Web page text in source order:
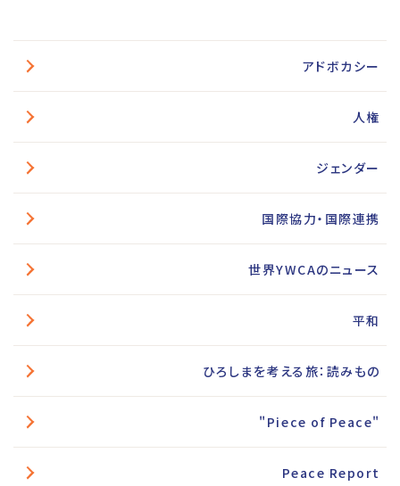
アドボカシー
人権
ジェンダー
国際協力・国際連携
世界YWCAのニュース
平和
ひろしまを考える旅：読みもの
"Piece of Peace"
Peace Report